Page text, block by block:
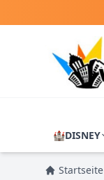
🏰DISNEY
Startseite